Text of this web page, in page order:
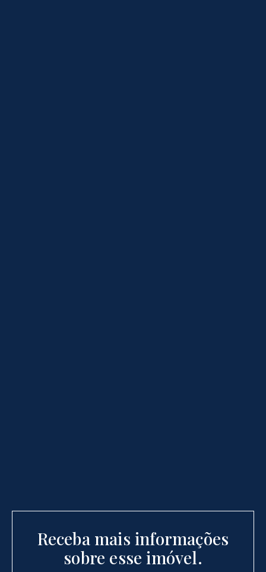
Receba mais informações
sobre esse imóvel.